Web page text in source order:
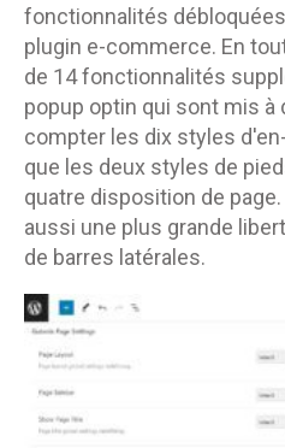
fonctionnalités
plugin e-commerce. En
de 14 fonctionnalités
popup optin qui sont mis
compter les dix styles
que les deux styles de
quatre disposition de
aussi une plus grande
de barres latérales.